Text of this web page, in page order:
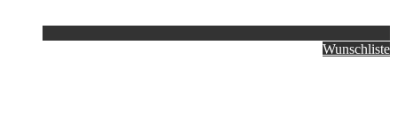
Wunschliste